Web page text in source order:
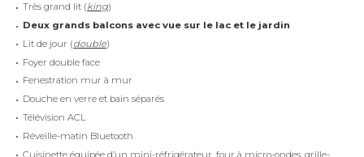
Très grand lit (king)
Deux grands balcons avec vue sur le lac et le jardin
Lit de jour (double)
Foyer double face
Fenestration mur à mur
Douche en verre et bain séparés
Télévision ACL
Réveille-matin Bluetooth
Cuisinette équipée d’un mini-réfrigérateur, four à micro-ondes, grille-